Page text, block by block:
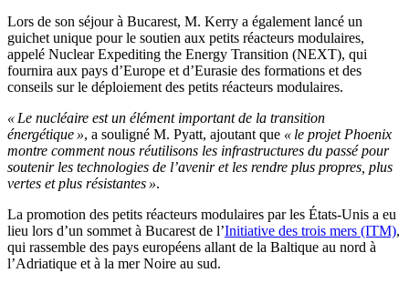
Lors de son séjour à Bucarest, M. Kerry a également lancé un
guichet unique pour le soutien aux petits réacteurs modulaires,
appelé Nuclear Expediting the Energy Transition (NEXT), qui
fournira aux pays d’Europe et d’Eurasie des formations et des
conseils sur le déploiement des petits réacteurs modulaires.
« Le nucléaire est un élément important de la transition
énergétique », a souligné M. Pyatt, ajoutant que « le projet Phoenix
montre comment nous réutilisons les infrastructures du passé pour
soutenir les technologies de l’avenir et les rendre plus propres, plus
vertes et plus résistantes ».
La promotion des petits réacteurs modulaires par les États-Unis a eu
lieu lors d’un sommet à Bucarest de l’Initiative des trois mers (ITM),
qui rassemble des pays européens allant de la Baltique au nord à
l’Adriatique et à la mer Noire au sud.